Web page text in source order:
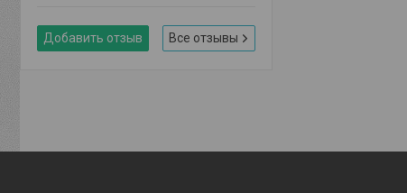
Добавить отзыв Все отзывы